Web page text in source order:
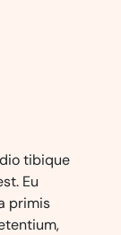
tibique
Eu
primis